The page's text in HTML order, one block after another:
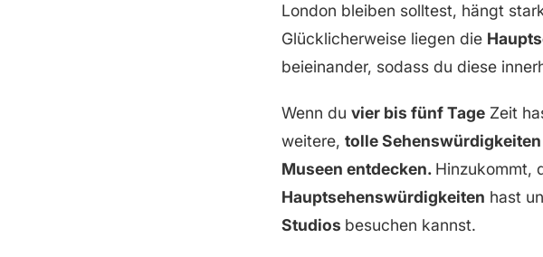
London bleiben solltest, hängt
Glücklicherweise liegen die
beieinander, sodass du diese
Wenn du vier bis fünf TageZeit
weitere, tolle
Museen entdecken. Hinzukommt,
Hauptsehenswürdigkeiten hast
Studios besuchen kannst.